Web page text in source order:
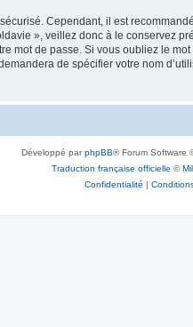
Cependant, il est
», veillez donc à le conservez
mot de passe. Si vous oubliez le
de spécifier votre nom
Développé parphpBB® Forum Software
Traduction française officielle ©
Confidentialité |